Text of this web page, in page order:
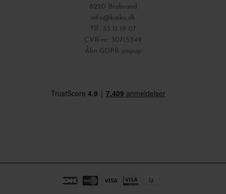
8220 Brabrand
info@kaiku.dk
Tlf. 33 11 19 07
CVR-nr. 30715349
Åbn GDPR-popup